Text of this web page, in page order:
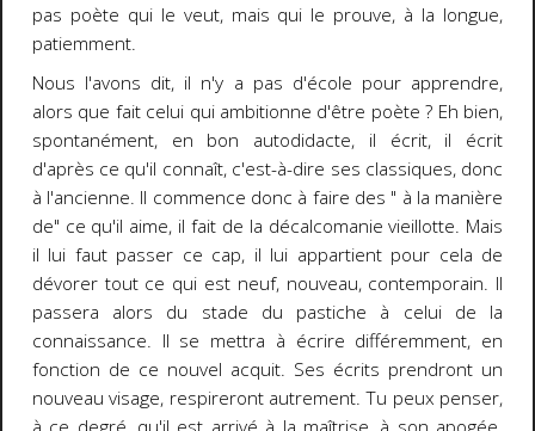
pas poète qui le veut, mais qui le prouve, à la longue,
patiemment.
Nous l'avons dit, il n'y a pas d'école pour apprendre,
alors que fait celui qui ambitionne d'être poète ? Eh bien,
spontanément, en bon autodidacte, il écrit, il écrit
d'après ce qu'il connaît, c'est-à-dire ses classiques, donc
à l'ancienne. Il commence donc à faire des " à la manière
de" ce qu'il aime, il fait de la décalcomanie vieillotte. Mais
il lui faut passer ce cap, il lui appartient pour cela de
dévorer tout ce qui est neuf, nouveau, contemporain. Il
passera alors du stade du pastiche à celui de la
connaissance. Il se mettra à écrire différemment, en
fonction de ce nouvel acquit. Ses écrits prendront un
nouveau visage, respireront autrement. Tu peux penser,